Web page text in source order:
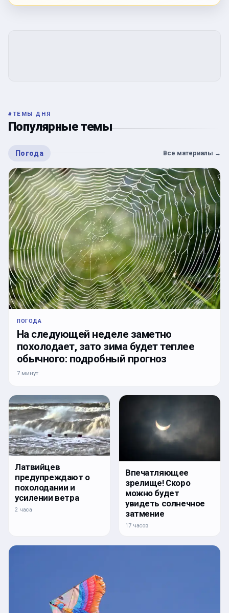
#ТЕМЫ ДНЯ
Популярные темы
Погода Все материалы →
ПОГОДА
На следующей неделе заметно
похолодает, зато зима будет теплее
обычного: подробный прогноз
7 минут
Латвийцев
предупреждают о
похолодании и
усилении ветра
2 часа
Впечатляющее
зрелище! Скоро
можно будет
увидеть солнечное
затмение
17 часов